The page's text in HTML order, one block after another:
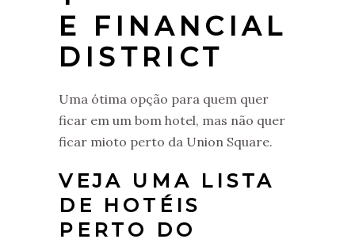
E FINANCIAL
DISTRICT
Uma ótima opção para quem quer
ficar em um bom hotel, mas não quer
ficar mioto perto da Union Square.
VEJA UMA LISTA
DE HOTÉIS
PERTO DO